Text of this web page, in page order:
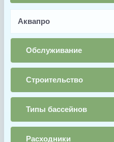
Аквапро
Обслуживание
Строительство
Типы бассейнов
Расходники
Имя
Почта
Телефон
Заявка
Заказать